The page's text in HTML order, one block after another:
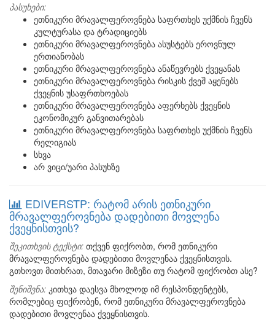
პასუხები:
ეთნიკური მრავალფეროვნება საფრთხეს უქმნის ჩვენს
კულტურასა და ტრადიციებს
ეთნიკური მრავალფეროვნება ასუსტებს ეროვნულ
ერთიანობას
ეთნიკური მრავალფეროვნება ანაწევრებს ქვეყანას
ეთნიკური მრავალფეროვნება რისკის ქვეშ აყენებს
ქვეყნის უსაფრთხოებას
ეთნიკური მრავალფეროვნება აფერხებს ქვეყნის
ეკონომიკურ განვითარებას
ეთნიკური მრავალფეროვნება საფრთხეს უქმნის ჩვენს
რელიგიას
სხვა
არ ვიცი/უარი პასუხზე
EDIVERSTP: რატომ არის ეთნიკური
მრავალფეროვნება დადებითი მოვლენა
ქვეყნისთვის?
შეკითხვის ტექსტი: თქვენ ფიქრობთ, რომ ეთნიკური
მრავალფეროვნება დადებითი მოვლენაა ქვეყნისთვის.
გთხოვთ მითხრათ, მთავარი მიზეზი თუ რატომ ფიქრობთ ასე?
შენიშვნა: კითხვა დაესვა მხოლოდ იმ რესპონდენტებს,
რომლებიც ფიქრობენ, რომ ეთნიკური მრავალფეროვნება
დადებითი მოვლენაა ქვეყნისთვის.